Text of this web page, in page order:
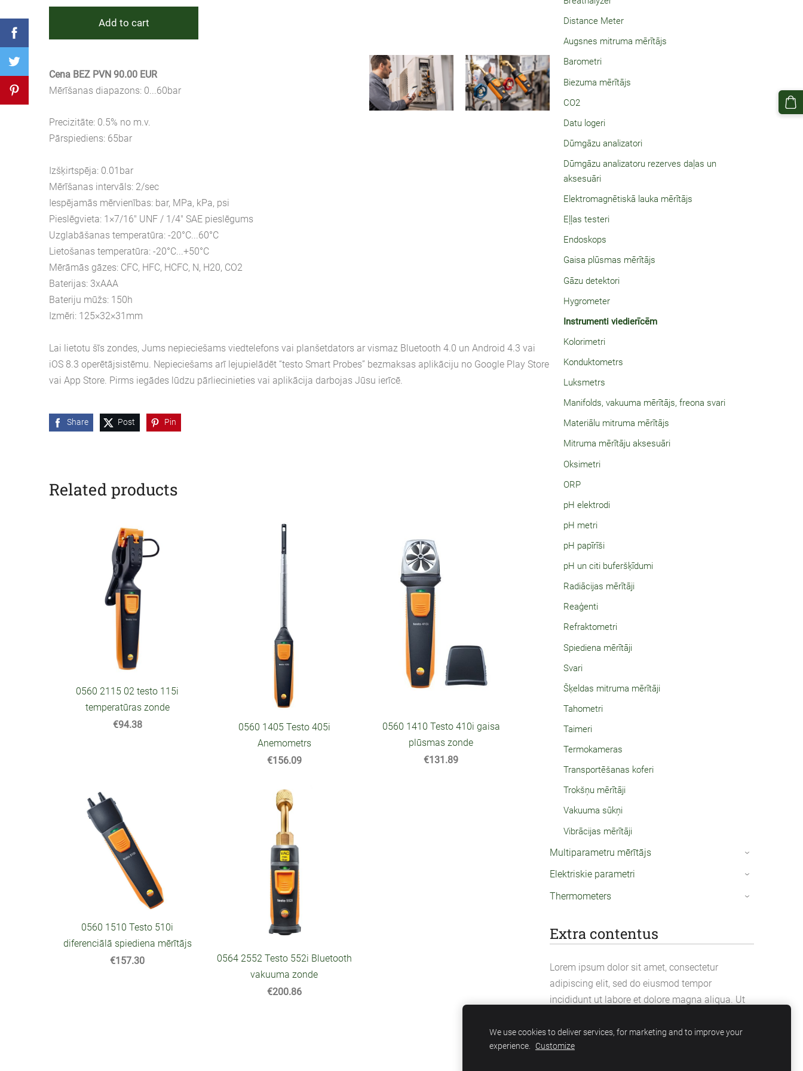
Distance Meter
Augsnes mitruma mērītājs
Barometri
Biezuma mērītājs
CO2
Datu logeri
Dūmgāzu analizatori
Dūmgāzu analizatoru rezerves daļas un
aksesuāri
Elektromagnētiskā lauka mērītājs
Eļļas testeri
Endoskops
Gaisa plūsmas mērītājs
Gāzu detektori
Hygrometer
Instrumenti viedierīcēm
Kolorimetri
Konduktometrs
Luksmetrs
Manifolds, vakuuma mērītājs, freona svari
Materiālu mitruma mērītājs
Mitruma mērītāju aksesuāri
Oksimetri
ORP
pH elektrodi
pH metri
pH papīrīši
pH un citi buferšķīdumi
Radiācijas mērītāji
Reaģenti
Refraktometri
Spiediena mērītāji
Svari
Šķeldas mitruma mērītāji
Tahometri
Taimeri
Termokameras
Transportēšanas koferi
Trokšņu mērītāji
Vakuuma sūkņi
Vibrācijas mērītāji
Multiparametru mērītājs ›
Elektriskie parametri ›
Thermometers ›
Extra contentus
Lorem ipsum dolor sit amet, consectetur
adipiscing elit, sed do eiusmod tempor
incididunt ut labore et dolore magna aliqua. Ut
exercitation ullamco laboris nisi ut aliquip ex ea
commodo consequat.
Add to cart
Cena BEZ PVN 90.00 EUR
Mērīšanas diapazons: 0...60bar
Precizitāte: 0.5% no m.v.
Pārspiediens: 65bar
Izšķirtspēja: 0.01bar
Mērīšanas intervāls: 2/sec
Iespējamās mērvienības: bar, MPa, kPa, psi
Pieslēgvieta: 1×7/16" UNF / 1/4" SAE pieslēgums
Uzglabāšanas temperatūra: -20°C...60°C
Lietošanas temperatūra: -20°C...+50°C
Mērāmās gāzes: CFC, HFC, HCFC, N, H20, CO2
Baterijas: 3xAAA
Bateriju mūžs: 150h
Izmēri: 125×32×31mm
Lai lietotu šīs zondes, Jums nepieciešams viedtelefons vai planšetdators ar vismaz Bluetooth 4.0 un Android 4.3 vai
iOS 8.3 operētājsistēmu. Nepieciešams arī lejupielādēt “testo Smart Probes” bezmaksas aplikāciju no Google Play Store
vai App Store. Pirms iegādes lūdzu pārliecinieties vai aplikācija darbojas Jūsu ierīcē.
Share Post Pin
Related products
0560 2115 02 testo 115i
temperatūras zonde
€94.38
0560 1405 Testo 405i
Anemometrs
€156.09
0560 1410 Testo 410i gaisa
plūsmas zonde
€131.89
0560 1510 Testo 510i
diferenciālā spiediena mērītājs
€157.30
0564 2552 Testo 552i Bluetooth
vakuuma zonde
€200.86
We use cookies to deliver services, for marketing and to improve your
experience. Customize